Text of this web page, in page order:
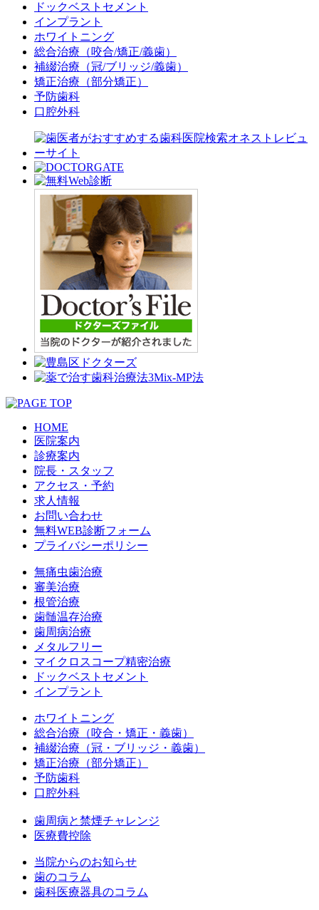
ドックベストセメント
インプラント
ホワイトニング
総合治療（咬合/矯正/義歯）
補綴治療（冠/ブリッジ/義歯）
矯正治療（部分矯正）
予防歯科
口腔外科
HOME
医院案内
診療案内
院長・スタッフ
アクセス・予約
求人情報
お問い合わせ
無料WEB診断フォーム
プライバシーポリシー
無痛虫歯治療
審美治療
根管治療
歯髄温存治療
歯周病治療
メタルフリー
マイクロスコープ精密治療
ドックベストセメント
インプラント
ホワイトニング
総合治療（咬合・矯正・義歯）
補綴治療（冠・ブリッジ・義歯）
矯正治療（部分矯正）
予防歯科
口腔外科
歯周病と禁煙チャレンジ
医療費控除
当院からのお知らせ
歯のコラム
歯科医療器具のコラム